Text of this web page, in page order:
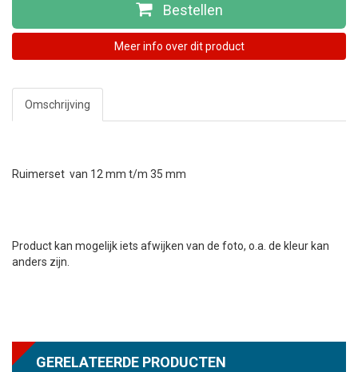
Bestellen
Meer info over dit product
Omschrijving
Ruimerset van 12 mm t/m 35 mm
Product kan mogelijk iets afwijken van de foto, o.a. de kleur kan
anders zijn.
GERELATEERDE PRODUCTEN